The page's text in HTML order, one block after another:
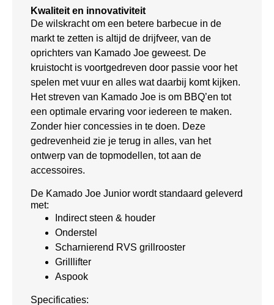
Kwaliteit en innovativiteit
De wilskracht om een betere barbecue in de
markt te zetten is altijd de drijfveer, van de
oprichters van Kamado Joe geweest. De
kruistocht is voortgedreven door passie voor het
spelen met vuur en alles wat daarbij komt kijken.
Het streven van Kamado Joe is om BBQ’en tot
een optimale ervaring voor iedereen te maken.
Zonder hier concessies in te doen. Deze
gedrevenheid zie je terug in alles, van het
ontwerp van de topmodellen, tot aan de
accessoires.
De Kamado Joe Junior wordt standaard geleverd
met:
Indirect steen & houder
Onderstel
Scharnierend RVS grillrooster
Grilllifter
Aspook
Specificaties: